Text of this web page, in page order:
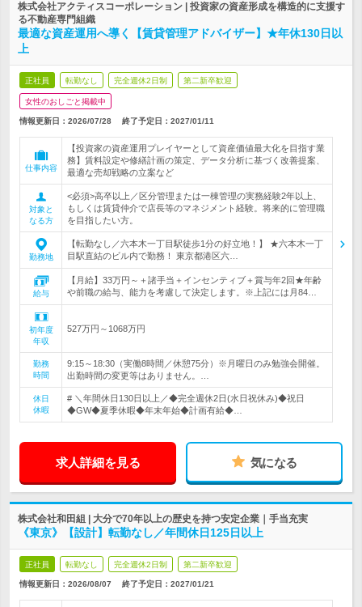
株式会社アクティスコーポレーション | 投資家の資産形成を構造的に支援す
る不動産専門組織
最適な資産運用へ導く【賃貸管理アドバイザー】★年休130日以
上
正社員 転勤なし 完全週休2日制 第二新卒歓迎
女性のおしごと掲載中
情報更新日：2026/07/28 終了予定日： 2027/01/11
仕事内容
【投資家の資産運用プレイヤーとして資産価値最大化を目指す業
務】賃料設定や修繕計画の策定、データ分析に基づく改善提案、
最適な売却戦略の立案など
対象と
なる方
<必須>高卒以上／区分管理または一棟管理の実務経験2年以上、
もしくは賃貸仲介で店長等のマネジメント経験。将来的に管理職
を目指したい方。
勤務地
【転勤なし／六本木一丁目駅徒歩1分の好立地！】 ★六本木一丁
目駅直結のビル内で勤務！ 東京都港区六…
給与
【月給】33万円～＋諸手当＋インセンティブ＋賞与年2回★年齢
や前職の給与、能力を考慮して決定します。※上記には月84…
初年度
年収
527万円～1068万円
勤務
時間
9:15～18:30（実働8時間／休憩75分）※月曜日のみ勉強会開催。
出勤時間の変更等はありません。…
休日
休暇
# ＼年間休日130日以上／◆完全週休2日(水日祝休み)◆祝日
◆GW◆夏季休暇◆年末年始◆計画有給◆…
求人詳細を見る 気になる
株式会社和田組 | 大分で70年以上の歴史を持つ安定企業｜手当充実
《東京》【設計】転勤なし／年間休日125日以上
正社員 転勤なし 完全週休2日制 第二新卒歓迎
情報更新日：2026/08/07 終了予定日： 2027/01/21